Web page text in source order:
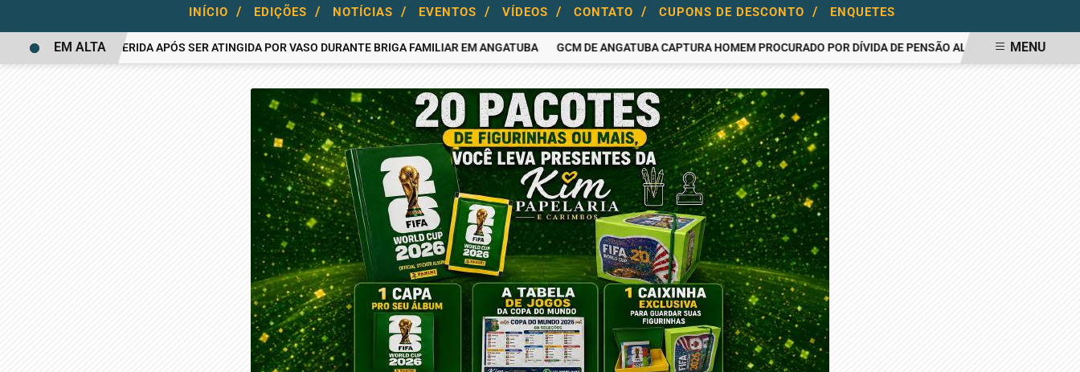
INÍCIO / EDIÇÕES / NOTÍCIAS / EVENTOS / VÍDEOS / CONTATO / CUPONS DE DESCONTO / ENQUETES
MULHER FICA FERIDA APÓS SER ATINGIDA POR VASO DURANTE BRIGA FAMILIAR EM ANGATUBA GCM DE ANGATUBA CAPTURA HOMEM PROCURADO POR DÍVIDA DE PENSÃO ALIMENTÍCIA AÇOUGUEIRO
EM ALTA MENU